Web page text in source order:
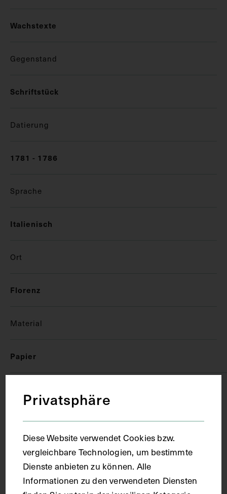
Wachstexte
Gegenstand
Schriftstück
Datierung
1781 - 1786
Sprache
Italienisch
Ort
Florenz
Material
Papier
Handschrift
Maße
Privatsphäre
Diese Website verwendet Cookies bzw.
vergleichbare Technologien, um bestimmte
Dienste anbieten zu können. Alle
Informationen zu den verwendeten Diensten